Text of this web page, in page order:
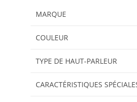
MARQUE
COULEUR
TYPE DE HAUT-PARLEUR
CARACTÉRISTIQUES